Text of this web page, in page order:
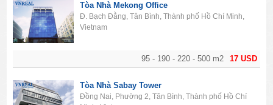
17 USD
95 - 190 - 220 - 500 m2
Tòa Nhà Mekong Office
Đ. Bạch Đằng, Tân Bình, Thành phố Hồ Chí Minh,
Vietnam
Tòa Nhà Sabay Tower
Đồng Nai, Phường 2, Tân Bình, Thành phố Hồ Chí